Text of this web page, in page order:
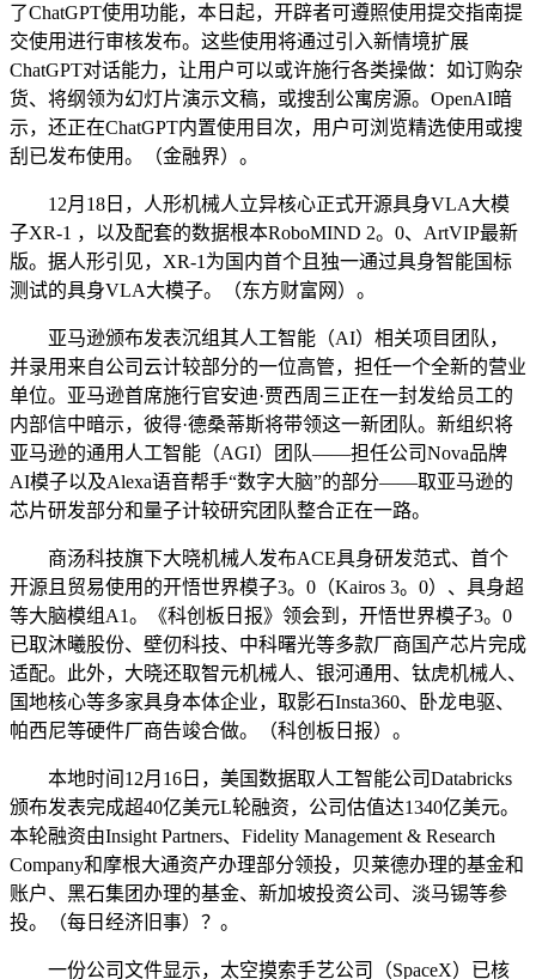
了ChatGPT使用功能，本日起，开辟者可遵照使用提交指南提
交使用进行审核发布。这些使用将通过引入新情境扩展
ChatGPT对话能力，让用户可以或许施行各类操做：如订购杂
货、将纲领为幻灯片演示文稿，或搜刮公寓房源。OpenAI暗
示，还正在ChatGPT内置使用目次，用户可浏览精选使用或搜
刮已发布使用。（金融界）。
12月18日，人形机械人立异核心正式开源具身VLA大模
子XR-1 ，以及配套的数据根本RoboMIND 2。0、ArtVIP最新
版。据人形引见，XR-1为国内首个且独一通过具身智能国标
测试的具身VLA大模子。（东方财富网）。
亚马逊颁布发表沉组其人工智能（AI）相关项目团队，
并录用来自公司云计较部分的一位高管，担任一个全新的营业
单位。亚马逊首席施行官安迪·贾西周三正在一封发给员工的
内部信中暗示，彼得·德桑蒂斯将带领这一新团队。新组织将
亚马逊的通用人工智能（AGI）团队——担任公司Nova品牌
AI模子以及Alexa语音帮手“数字大脑”的部分——取亚马逊的
芯片研发部分和量子计较研究团队整合正在一路。
商汤科技旗下大晓机械人发布ACE具身研发范式、首个
开源且贸易使用的开悟世界模子3。0（Kairos 3。0）、具身超
等大脑模组A1。《科创板日报》领会到，开悟世界模子3。0
已取沐曦股份、壁仞科技、中科曙光等多款厂商国产芯片完成
适配。此外，大晓还取智元机械人、银河通用、钛虎机械人、
国地核心等多家具身本体企业，取影石Insta360、卧龙电驱、
帕西尼等硬件厂商告竣合做。（科创板日报）。
本地时间12月16日，美国数据取人工智能公司Databricks
颁布发表完成超40亿美元L轮融资，公司估值达1340亿美元。
本轮融资由Insight Partners、Fidelity Management & Research
Company和摩根大通资产办理部分领投，贝莱德办理的基金和
账户、黑石集团办理的基金、新加坡投资公司、淡马锡等参
投。（每日经济旧事）？。
一份公司文件显示，太空摸索手艺公司（SpaceX）已核